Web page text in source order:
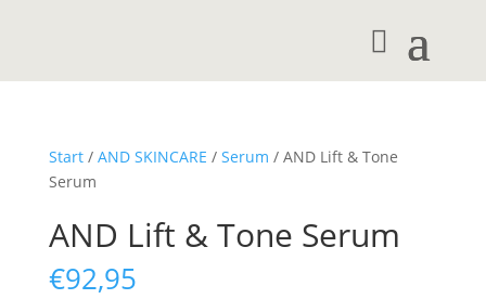
Start/ AND SKINCARE / Serum / AND Lift & Tone
Serum
AND Lift & Tone Serum
€92,95